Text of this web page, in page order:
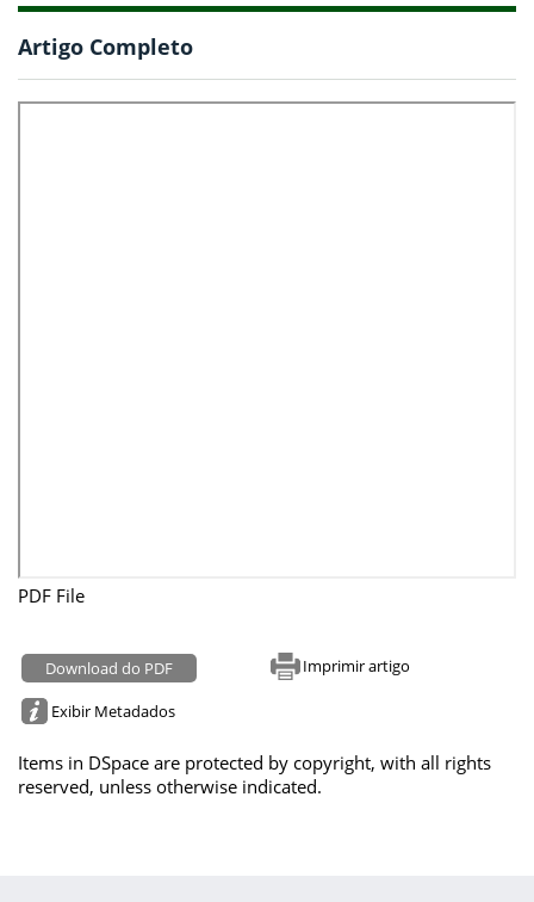
Artigo Completo
PDF File
Download do PDF Imprimir artigo
Exibir Metadados
Items in DSpace are protected by copyright, with all rights
reserved, unless otherwise indicated.